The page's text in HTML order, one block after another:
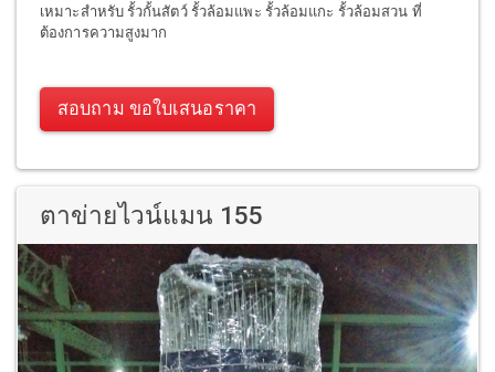
เหมาะสำหรับ รั้วกั้นสัตว์ รั้วล้อมแพะ รั้วล้อมแกะ รั้วล้อมสวน ที่
ต้องการความสูงมาก
สอบถาม ขอใบเสนอราคา
ตาข่ายไวน์แมน 155